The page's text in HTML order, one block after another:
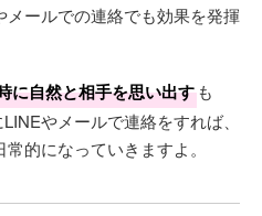
メールでの連絡でも効果を発揮
に自然と相手を思い出す も
やメールで連絡をすれば、
的になっていきますよ。